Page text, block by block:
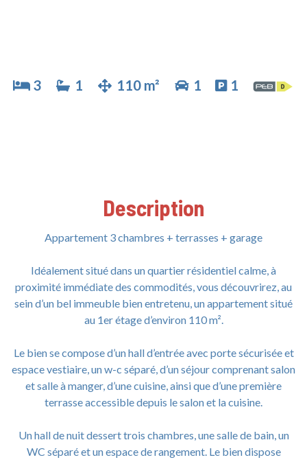
3 1 110 m² 1 1
Description
Appartement 3 chambres + terrasses + garage
Idéalement situé dans un quartier résidentiel calme, à
proximité immédiate des commodités, vous découvrirez, au
sein d’un bel immeuble bien entretenu, un appartement situé
au 1er étage d’environ 110 m².
Le bien se compose d’un hall d’entrée avec porte sécurisée et
espace vestiaire, un w-c séparé, d’un séjour comprenant salon
et salle à manger, d’une cuisine, ainsi que d’une première
terrasse accessible depuis le salon et la cuisine.
Un hall de nuit dessert trois chambres, une salle de bain, un
WC séparé et un espace de rangement. Le bien dispose